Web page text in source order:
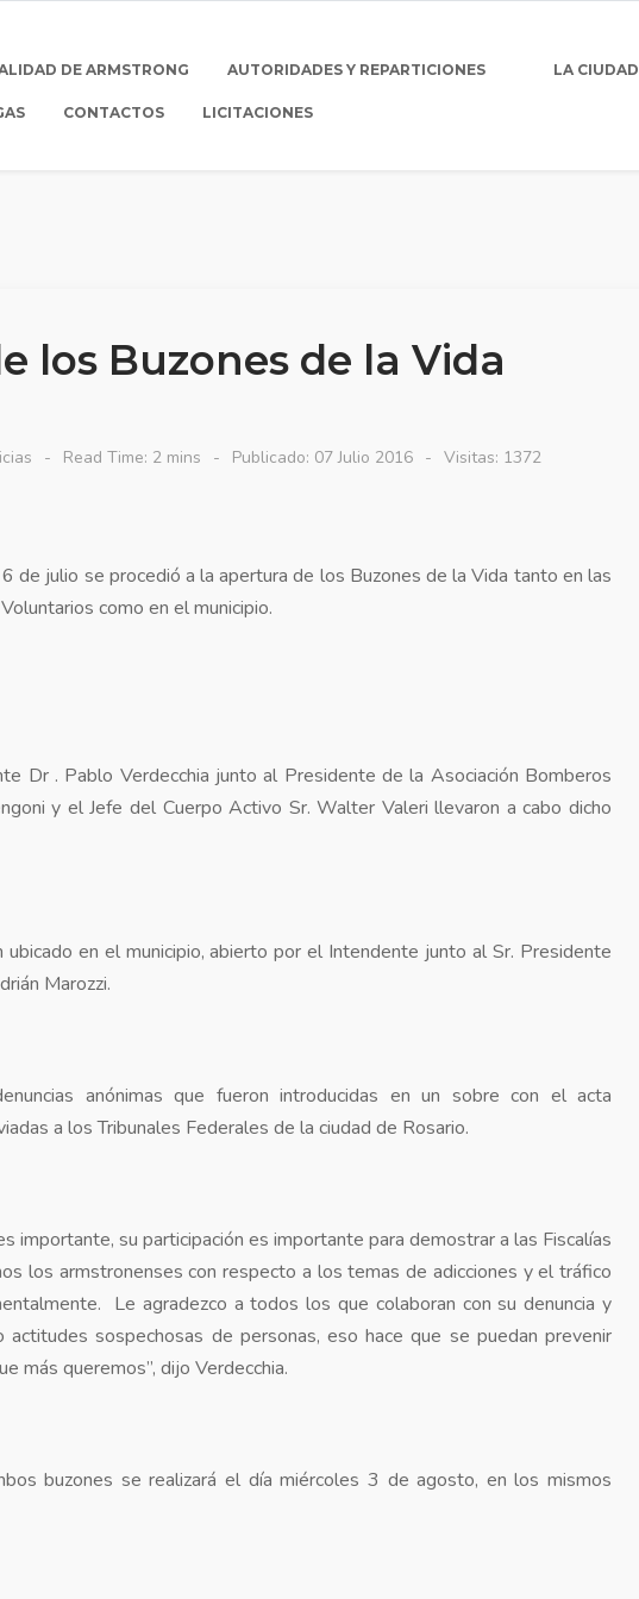
DE ARMSTRONG AUTORIDADES Y REPARTICIONES LA CIUDAD
CONTACTOS LICITACIONES
los Buzones de la Vida
Read Time: 2 mins Publicado: 07 Julio 2016 Visitas: 1372
de julio se procedió a la apertura de los Buzones de la Vida tanto en las
como en el municipio.
Dr . Pablo Verdecchia junto al Presidente de la Asociación Bomberos
y el Jefe del Cuerpo Activo Sr. Walter Valeri llevaron a cabo dicho
en el municipio, abierto por el Intendente junto al Sr. Presidente
Marozzi.
anónimas que fueron introducidas en un sobre con el acta
a los Tribunales Federales de la ciudad de Rosario.
importante, su participación es importante para demostrar a las Fiscalías
los armstronenses con respecto a los temas de adicciones y el tráfico
Le agradezco a todos los que colaboran con su denuncia y
actitudes sospechosas de personas, eso hace que se puedan prevenir
más queremos”, dijo Verdecchia.
buzones se realizará el día miércoles 3 de agosto, en los mismos